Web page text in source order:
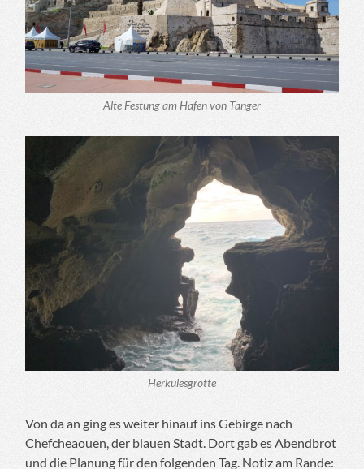
Alte Festung am Hafen von Tanger
Herkulesgrotte
Von da an ging es weiter hinauf ins Gebirge nach
Chefcheaouen, der blauen Stadt. Dort gab es Abendbrot
und die Planung für den folgenden Tag. Notiz am Rande: